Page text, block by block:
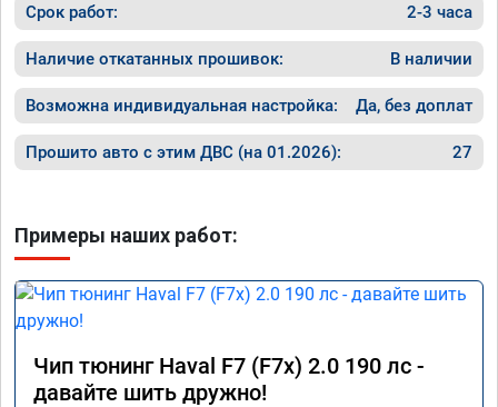
Срок работ: 2-3 часа
Наличие откатанных прошивок: В наличии
Возможна индивидуальная настройка: Да, без доплат
Прошито авто с этим ДВС (на 01.2026): 27
Примеры наших работ:
Чип тюнинг Haval F7 (F7x) 2.0 190 лс -
давайте шить дружно!